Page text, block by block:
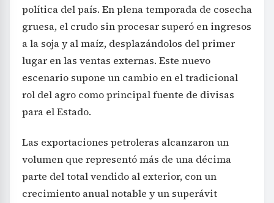
política del país. En plena temporada de cosecha
gruesa, el crudo sin procesar superó en ingresos
a la soja y al maíz, desplazándolos del primer
lugar en las ventas externas. Este nuevo
escenario supone un cambio en el tradicional
rol del agro como principal fuente de divisas
para el Estado.
Las exportaciones petroleras alcanzaron un
volumen que representó más de una décima
parte del total vendido al exterior, con un
crecimiento anual notable y un superávit